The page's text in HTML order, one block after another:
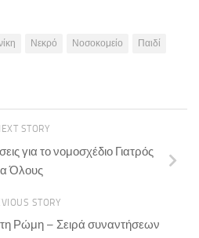
Νεκρό Νοσοκομείο
Παιδί
STORY
για το νομοσχέδιο Γιατρός
Όλους
STORY
Ρώμη – Σειρά συναντήσεων